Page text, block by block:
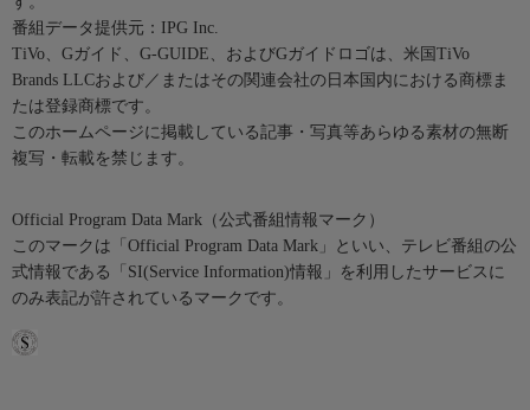
番組データ提供元：IPG Inc.
TiVo、Gガイド、G-GUIDE、およびGガイドロゴは、米国TiVo
Brands LLCおよび／またはその関連会社の日本国内における商標ま
たは登録商標です。
このホームページに掲載している記事・写真等あらゆる素材の無断
複写・転載を禁じます。
Official Program Data Mark（公式番組情報マーク）
このマークは「Official Program Data Mark」といい、テレビ番組の公
式情報である「SI(Service Information)情報」を利用したサービスに
のみ表記が許されているマークです。